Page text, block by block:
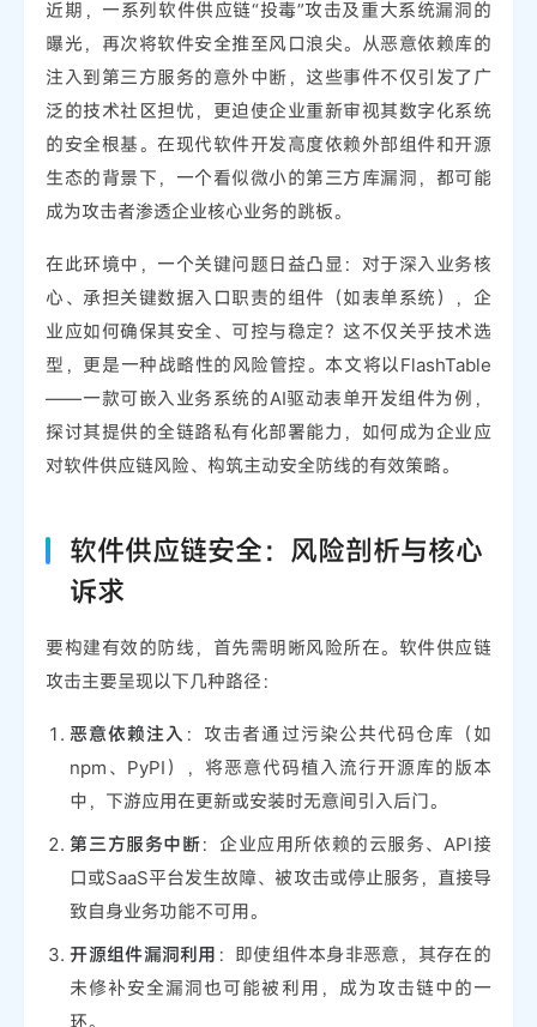
近期，一系列软件供应链“投毒”攻击及重大系统漏洞的
曝光，再次将软件安全推至风口浪尖。从恶意依赖库的
注入到第三方服务的意外中断，这些事件不仅引发了广
泛的技术社区担忧，更迫使企业重新审视其数字化系统
的安全根基。在现代软件开发高度依赖外部组件和开源
生态的背景下，一个看似微小的第三方库漏洞，都可能
成为攻击者渗透企业核心业务的跳板。
在此环境中，一个关键问题日益凸显：对于深入业务核
心、承担关键数据入口职责的组件（如表单系统），企
业应如何确保其安全、可控与稳定？这不仅关乎技术选
型，更是一种战略性的风险管控。本文将以FlashTable
——一款可嵌入业务系统的AI驱动表单开发组件为例，
探讨其提供的全链路私有化部署能力，如何成为企业应
对软件供应链风险、构筑主动安全防线的有效策略。
软件供应链安全：风险剖析与核心
诉求
要构建有效的防线，首先需明晰风险所在。软件供应链
攻击主要呈现以下几种路径：
恶意依赖注入 ：攻击者通过污染公共代码仓库（如
npm、PyPI），将恶意代码植入流行开源库的版本
中，下游应用在更新或安装时无意间引入后门。
第三方服务中断：企业应用所依赖的云服务、API接
口或SaaS平台发生故障、被攻击或停止服务，直接导
致自身业务功能不可用。
开源组件漏洞利用 ：即使组件本身非恶意，其存在的
未修补安全漏洞也可能被利用，成为攻击链中的一
环。